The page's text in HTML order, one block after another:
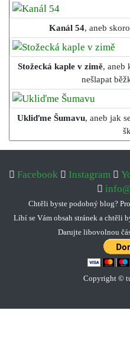
Kanál 54, aneb
Stožecká kaple v zimě, aneb
nešlapat
Ukliďme Šumavu, aneb jak
Facebook Instagram
Chtěli byste podobný blog?
Líbí se Vám obsah stránek a chtěli
Darujte libovolnou
Copyright ©